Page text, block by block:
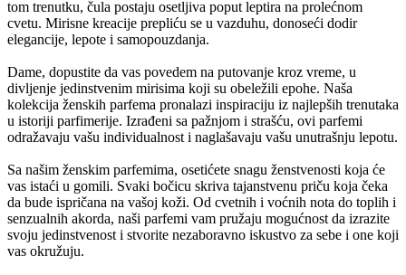
tom trenutku, čula postaju osetljiva poput leptira na prolećnom
cvetu. Mirisne kreacije prepliću se u vazduhu, donoseći dodir
elegancije, lepote i samopouzdanja.
Dame, dopustite da vas povedem na putovanje kroz vreme, u
divljenje jedinstvenim mirisima koji su obeležili epohe. Naša
kolekcija ženskih parfema pronalazi inspiraciju iz najlepših trenutaka
u istoriji parfimerije. Izrađeni sa pažnjom i strašću, ovi parfemi
odražavaju vašu individualnost i naglašavaju vašu unutrašnju lepotu.
Sa našim ženskim parfemima, osetićete snagu ženstvenosti koja će
vas istaći u gomili. Svaki bočicu skriva tajanstvenu priču koja čeka
da bude ispričana na vašoj koži. Od cvetnih i voćnih nota do toplih i
senzualnih akorda, naši parfemi vam pružaju mogućnost da izrazite
svoju jedinstvenost i stvorite nezaboravno iskustvo za sebe i one koji
vas okružuju.